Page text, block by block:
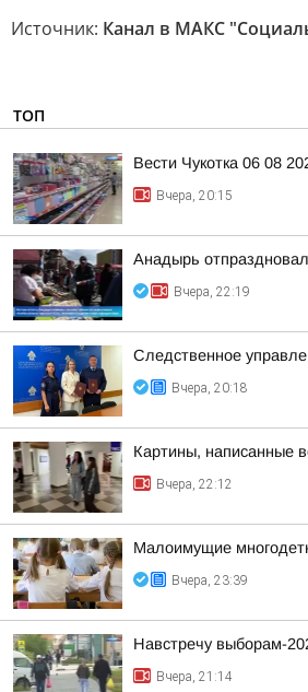
Источник: Канал в МАКС
ТОП
Вести Чукотка 06 08
Вчера, 20:15
Анадырь
Вчера, 22:19
Следственное
Вчера, 20:18
Картины, написанные
Вчера, 22:12
Малоимущие
Вчера, 23:39
Навстречу выборам-
Вчера, 21:14